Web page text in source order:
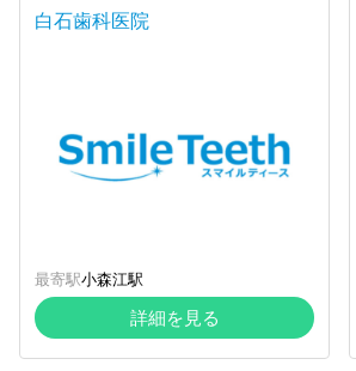
白石歯科医院
最寄駅小森江駅
詳細を見る